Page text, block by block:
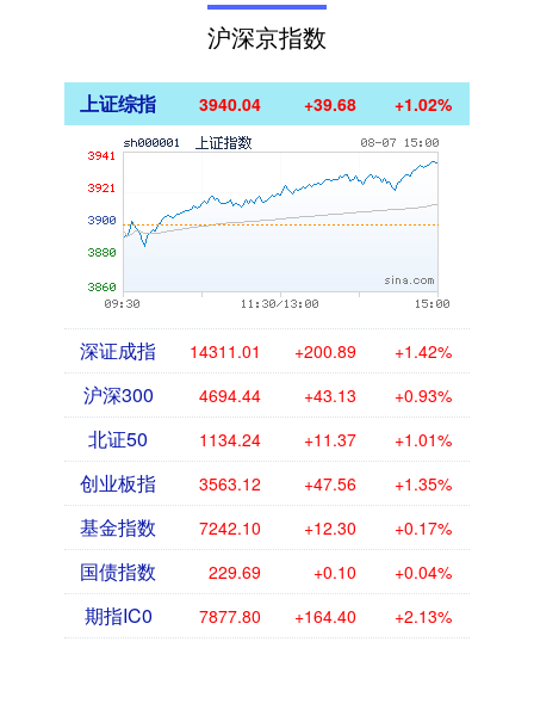
沪深京指数
上证综指 3940.04 +39.68 +1.02%
深证成指 14311.01 +200.89 +1.42%
沪深300 4694.44 +43.13 +0.93%
北证50 1134.24 +11.37 +1.01%
创业板指 3563.12 +47.56 +1.35%
基金指数 7242.10 +12.30 +0.17%
国债指数 229.69 +0.10 +0.04%
期指IC0 7877.80 +164.40 +2.13%